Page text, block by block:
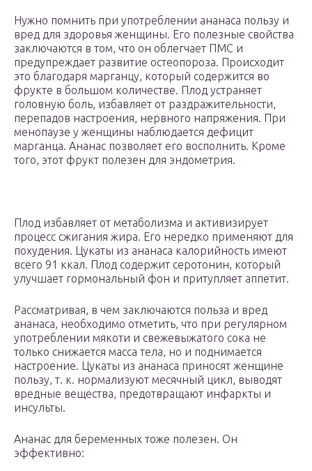
Нужно помнить при употреблении ананаса пользу и
вред для здоровья женщины. Его полезные свойства
заключаются в том, что он облегчает ПМС и
предупреждает развитие остеопороза. Происходит
это благодаря марганцу, который содержится во
фрукте в большом количестве. Плод устраняет
головную боль, избавляет от раздражительности,
перепадов настроения, нервного напряжения. При
менопаузе у женщины наблюдается дефицит
марганца. Ананас позволяет его восполнить. Кроме
того, этот фрукт полезен для эндометрия.
Плод избавляет от метаболизма и активизирует
процесс сжигания жира. Его нередко применяют для
похудения. Цукаты из ананаса калорийность имеют
всего 91 ккал. Плод содержит серотонин, который
улучшает гормональный фон и притупляет аппетит.
Рассматривая, в чем заключаются польза и вред
ананаса, необходимо отметить, что при регулярном
употреблении мякоти и свежевыжатого сока не
только снижается масса тела, но и поднимается
настроение. Цукаты из ананаса приносят женщине
пользу, т. к. нормализуют месячный цикл, выводят
вредные вещества, предотвращают инфаркты и
инсульты.
Ананас для беременных тоже полезен. Он
эффективно: